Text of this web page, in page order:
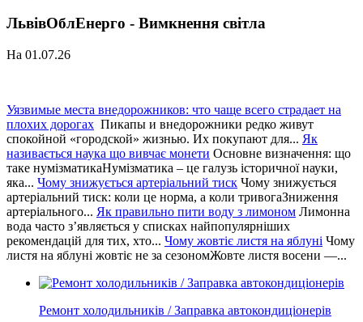
ЛьвівОблЕнерго - Вимкнення світла
На 01.07.26
Уязвимые места внедорожников: что чаще всего страдает на
плохих дорогах Пикапы и внедорожники редко живут
спокойной «городской» жизнью. Их покупают для... Як
називається наука що вивчає монети Основне визначення: що
таке нумізматикаНумізматика – це галузь історичної науки,
яка... Чому знижується артеріальний тиск Чому знижується
артеріальний тиск: коли це норма, а коли тривогаЗниження
артеріального... Як правильно пити воду з лимоном Лимонна
вода часто з’являється у списках найпопулярніших
рекомендацій для тих, хто... Чому жовтіє листя на яблуні Чому
листя на яблуні жовтіє не за сезономЖовте листя восени —...
Ремонт холодильників / Заправка автокондиціонерів